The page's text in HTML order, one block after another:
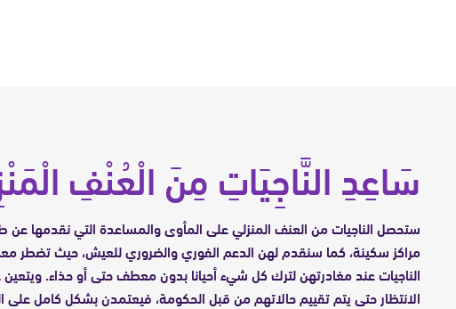
سَاعِدِ النَّاجِيَاتِ مِنَ الْعُنْفِ
ستحصل الناجيات من العنف المنزلي على المأوى والمساعدة التي نقدمها عن
مراكز سكينة، كما سنقدم لهن الدعم الفوري والضروري للعيش، حيث تضطر
الناجيات عند مغادرتهن لترك كل شيء أحيانا بدون معطف حتى أو حذاء.
الانتظار حتى يتم تقييم حالاتهم من قبل الحكومة، فيعتمدن بشكل كامل على